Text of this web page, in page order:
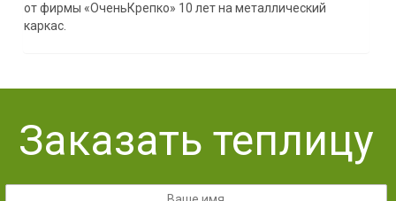
от фирмы «ОченьКрепко» 10 лет на металлический
каркас.
Заказать теплицу